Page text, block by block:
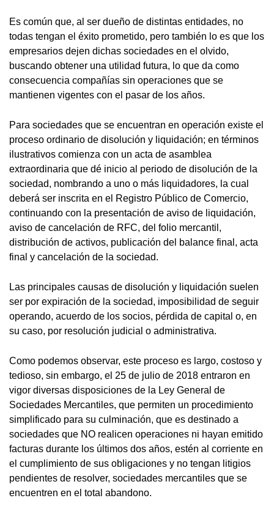
Es común que, al ser dueño de distintas entidades, no
todas tengan el éxito prometido, pero también lo es que los
empresarios dejen dichas sociedades en el olvido,
buscando obtener una utilidad futura, lo que da como
consecuencia compañías sin operaciones que se
mantienen vigentes con el pasar de los años.
Para sociedades que se encuentran en operación existe el
proceso ordinario de disolución y liquidación; en términos
ilustrativos comienza con un acta de asamblea
extraordinaria que dé inicio al periodo de disolución de la
sociedad, nombrando a uno o más liquidadores, la cual
deberá ser inscrita en el Registro Público de Comercio,
continuando con la presentación de aviso de liquidación,
aviso de cancelación de RFC, del folio mercantil,
distribución de activos, publicación del balance final, acta
final y cancelación de la sociedad.
Las principales causas de disolución y liquidación suelen
ser por expiración de la sociedad, imposibilidad de seguir
operando, acuerdo de los socios, pérdida de capital o, en
su caso, por resolución judicial o administrativa.
Como podemos observar, este proceso es largo, costoso y
tedioso, sin embargo, el 25 de julio de 2018 entraron en
vigor diversas disposiciones de la Ley General de
Sociedades Mercantiles, que permiten un procedimiento
simplificado para su culminación, que es destinado a
sociedades que NO realicen operaciones ni hayan emitido
facturas durante los últimos dos años, estén al corriente en
el cumplimiento de sus obligaciones y no tengan litigios
pendientes de resolver, sociedades mercantiles que se
encuentren en el total abandono.